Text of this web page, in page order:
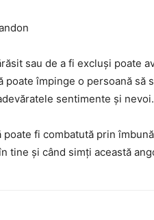
sau de a fi excluși poate
poate împinge o persoană
sentimente și nevoi.
poate fi combatută prin
tine și când simți această